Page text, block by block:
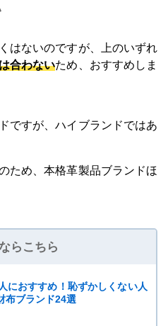
はないのですが、上のいずれ
合わないため、おすすめしま
ですが、ハイブランドではあ
ため、本格革製品ブランドほ
らこちら
におすすめ！恥ずかしくない人
布ブランド24選